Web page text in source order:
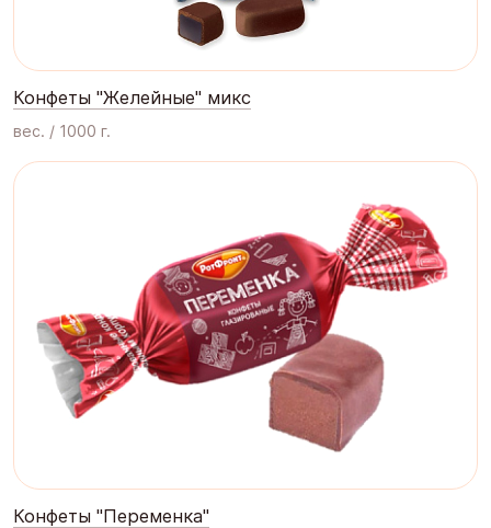
Конфеты "Желейные" микс
вес. / 1000 г.
Конфеты "Переменка"